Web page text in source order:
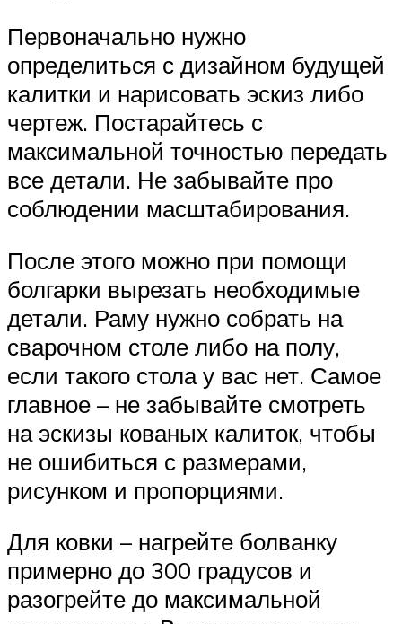
Первоначально нужно
определиться с дизайном будущей
калитки и нарисовать эскиз либо
чертеж. Постарайтесь с
максимальной точностью передать
все детали. Не забывайте про
соблюдении масштабирования.
После этого можно при помощи
болгарки вырезать необходимые
детали. Раму нужно собрать на
сварочном столе либо на полу,
если такого стола у вас нет. Самое
главное – не забывайте смотреть
на эскизы кованых калиток, чтобы
не ошибиться с размерами,
рисунком и пропорциями.
Для ковки – нагрейте болванку
примерно до 300 градусов и
разогрейте до максимальной